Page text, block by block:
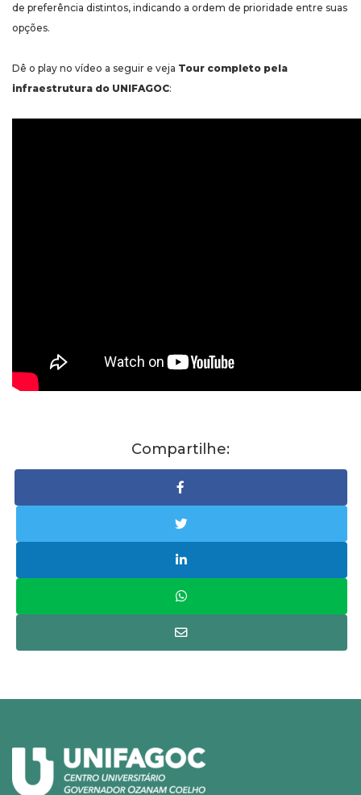
de preferência distintos, indicando a ordem de prioridade entre suas
opções.
Dê o play no vídeo a seguir e veja Tour completo pela
infraestrutura do UNIFAGOC:
Compartilhe: